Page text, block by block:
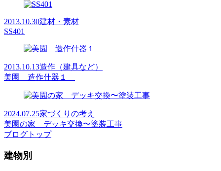
2013.10.30建材・素材
SS401
2013.10.13造作（建具など）
美園 造作什器１
2024.07.25家づくりの考え
美園の家 デッキ交換〜塗装工事
ブログトップ
建物別